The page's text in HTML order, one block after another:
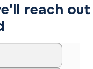
reach